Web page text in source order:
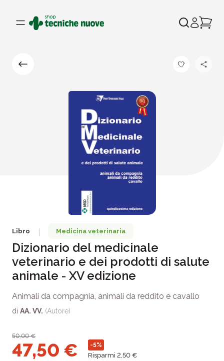
Libro Medicina veterinaria
Dizionario del medicinale
veterinario e dei prodotti di salute
animale - XV edizione
Animali da compagnia, animali da reddito e cavallo
di AA. VV. (Autore)
50,00€
47,50 € -5%
Risparmi 2,50 €